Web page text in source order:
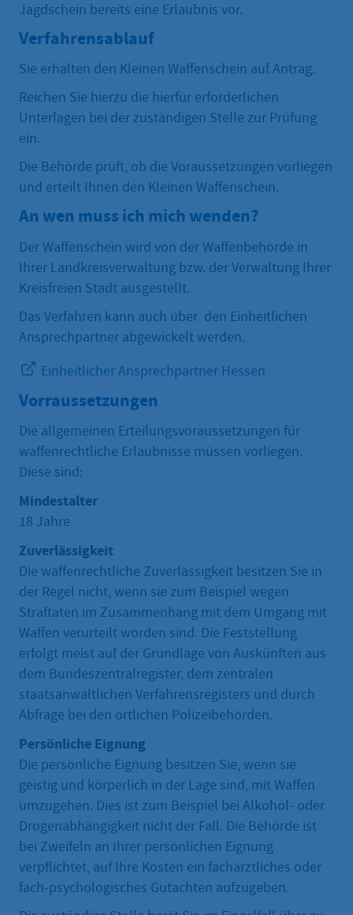
Jagdschein bereits eine Erlaubnis vor.
Verfahrensablauf
Sie erhalten den Kleinen Waffenschein auf Antrag.
Reichen Sie hierzu die hierfür erforderlichen
Unterlagen bei der zuständigen Stelle zur Prüfung
ein.
Die Behörde prüft, ob die Voraussetzungen vorliegen
und erteilt Ihnen den Kleinen Waffenschein.
An wen muss ich mich wenden?
Der Waffenschein wird von der Waffenbehörde in
Ihrer Landkreisverwaltung bzw. der Verwaltung Ihrer
Kreisfreien Stadt ausgestellt.
Das Verfahren kann auch über den Einheitlichen
Ansprechpartner abgewickelt werden.
Einheitlicher Ansprechpartner Hessen
Vorraussetzungen
Die allgemeinen Erteilungsvoraussetzungen für
waffenrechtliche Erlaubnisse müssen vorliegen.
Diese sind:
Mindestalter
18 Jahre
Zuverlässigkeit
Die waffenrechtliche Zuverlässigkeit besitzen Sie in
der Regel nicht, wenn sie zum Beispiel wegen
Straftaten im Zusammenhang mit dem Umgang mit
Waffen verurteilt worden sind. Die Feststellung
erfolgt meist auf der Grundlage von Auskünften aus
dem Bundeszentralregister, dem zentralen
staatsanwaltlichen Verfahrensregisters und durch
Abfrage bei den örtlichen Polizeibehörden.
Persönliche Eignung
Die persönliche Eignung besitzen Sie, wenn sie
geistig und körperlich in der Lage sind, mit Waffen
umzugehen. Dies ist zum Beispiel bei Alkohol- oder
Drogenabhängigkeit nicht der Fall. Die Behörde ist
bei Zweifeln an Ihrer persönlichen Eignung
verpflichtet, auf Ihre Kosten ein fachärztliches oder
fach-psychologisches Gutachten aufzugeben.